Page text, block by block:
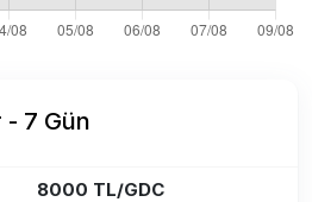
- 7 Gün
8000 TL/GDC